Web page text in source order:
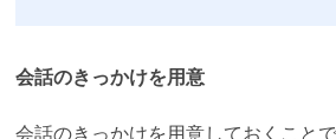
会話のきっかけを用意
会話のきっかけを用意しておくこと